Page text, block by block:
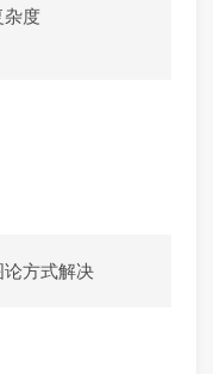
杂度
方式解决